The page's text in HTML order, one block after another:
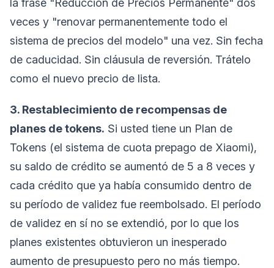
veces y "renovar permanentemente todo el
sistema de precios del modelo" una vez. Sin fecha
de caducidad. Sin cláusula de reversión. Trátelo
como el nuevo precio de lista.
3. Restablecimiento de recompensas de
planes de tokens. Si usted tiene un Plan de
Tokens (el sistema de cuota prepago de Xiaomi),
su saldo de crédito se aumentó de 5 a 8 veces y
cada crédito que ya había consumido dentro de
su período de validez fue reembolsado. El período
de validez en sí no se extendió, por lo que los
planes existentes obtuvieron un inesperado
aumento de presupuesto pero no más tiempo.